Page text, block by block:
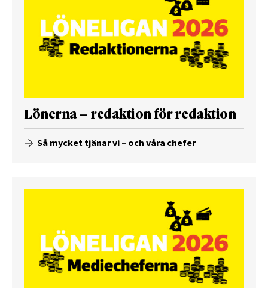
Lönerna – redaktion för redaktion
Så mycket tjänar vi – och våra chefer